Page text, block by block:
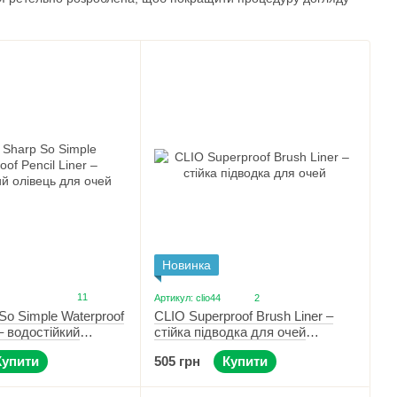
тенденцій краси.
кольору обличчя та комфортного носіння.
для своєї шкіри та на свій смак найкращий
шкіри,Clio Kill Cover Fixer Cushion
довготривалою формулою, а також різноманітні палетки
що роблять Вашу косметику унікальную,
Ви можете на сайті інтернет-
Новою Поштою з Києва в будь-яке місто
11
Simple Waterproof
водостійкий
очей 04 Dark Brown
Новинка
Артикул: clio44 2
CLIO Superproof Brush Liner –
стійка підводка для очей
коричнева 02
505 грн
Купити